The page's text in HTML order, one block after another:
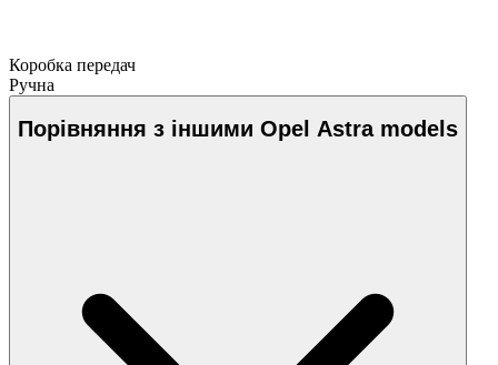
Коробка передач
Ручна
Порівняння з іншими Opel Astra models